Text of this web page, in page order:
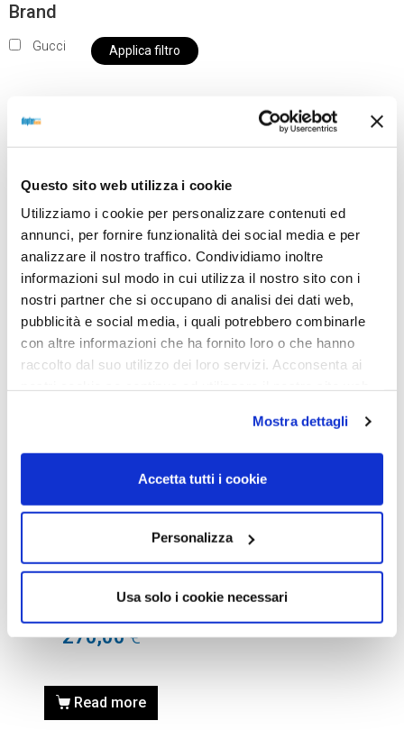
Questo sito web utilizza i cookie
Utilizziamo i cookie per personalizzare contenuti ed
annunci, per fornire funzionalità dei social media e per
analizzare il nostro traffico. Condividiamo inoltre
informazioni sul modo in cui utilizza il nostro sito con i
nostri partner che si occupano di analisi dei dati web,
pubblicità e social media, i quali potrebbero combinarle
con altre informazioni che ha fornito loro o che hanno
raccolto dal suo utilizzo dei loro servizi. Acconsenta ai
Mostra dettagli
Accetta tutti i cookie
Personalizza
Usa solo i cookie necessari
Brand
Gucci Applica filtro
nostro negozio non saranno disponibili per la
da OTTICA DIOPTER
Showing the single result
Sold out
OCCHIALI DA SOLE
OCCHIALE DA SOLE GUCCI
GG0780S – 006 BLACK /
NERO
270,00€
Read more